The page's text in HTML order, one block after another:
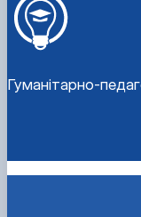
Гуманітарно-